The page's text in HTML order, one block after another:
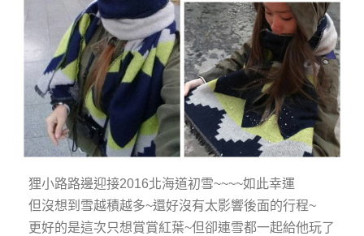
狸小路路邊迎接2016北海道初雪~~~~如此幸運
但沒想到雪越積越多~還好沒有太影響後面的行程~
更好的是這次只想賞賞紅葉~但卻連雪都一起給他玩了